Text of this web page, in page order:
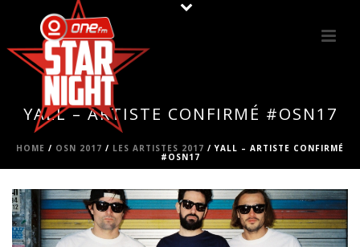
YALL – ARTISTE CONFIRMÉ #OSN17
HOME / OSN 2017 / LES ARTISTES 2017 / YALL – ARTISTE CONFIRMÉ
#OSN17